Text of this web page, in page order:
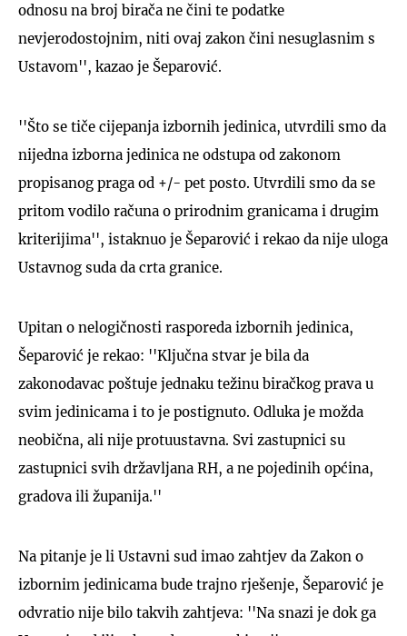
odnosu na broj birača ne čini te podatke
nevjerodostojnim, niti ovaj zakon čini nesuglasnim s
Ustavom'', kazao je Šeparović.
''Što se tiče cijepanja izbornih jedinica, utvrdili smo da
nijedna izborna jedinica ne odstupa od zakonom
propisanog praga od +/- pet posto. Utvrdili smo da se
pritom vodilo računa o prirodnim granicama i drugim
kriterijima'', istaknuo je Šeparović i rekao da nije uloga
Ustavnog suda da crta granice.
Upitan o nelogičnosti rasporeda izbornih jedinica,
Šeparović je rekao: ''Ključna stvar je bila da
zakonodavac poštuje jednaku težinu biračkog prava u
svim jedinicama i to je postignuto. Odluka je možda
neobična, ali nije protuustavna. Svi zastupnici su
zastupnici svih državljana RH, a ne pojedinih općina,
gradova ili županija.''
Na pitanje je li Ustavni sud imao zahtjev da Zakon o
izbornim jedinicama bude trajno rješenje, Šeparović je
odvratio nije bilo takvih zahtjeva: ''Na snazi je dok ga